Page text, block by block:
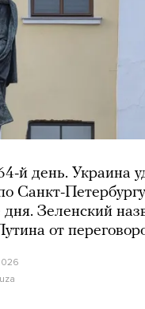
й день. Украина
Санкт-
Зеленский
от